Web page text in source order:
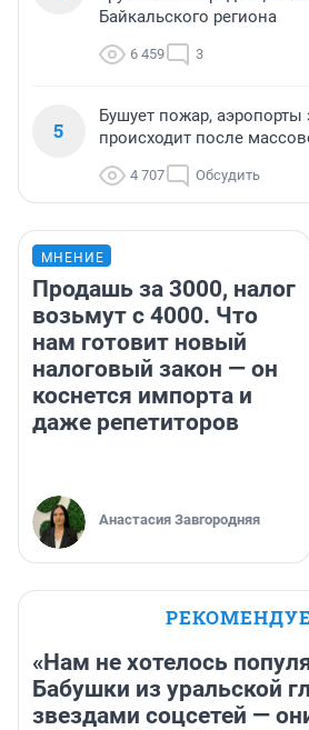
Байкальского региона
6 459 3
5
Бушует пожар, аэропорты
происходит после
4 707 Обсудить
МНЕНИЕ
Продашь за 3000, налог
возьмут с 4000. Что
нам готовит новый
налоговый закон — он
коснется импорта и
даже репетиторов
Анастасия Завгородняя
«Нам не хотелось
Бабушки из уральской
звездами соцсетей —